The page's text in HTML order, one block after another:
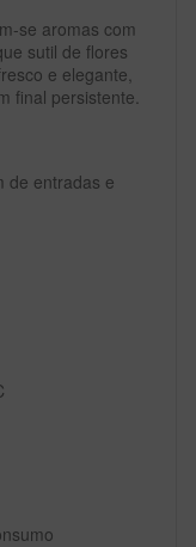
se aromas com
sutil de flores
e elegante,
final persistente.
de entradas e